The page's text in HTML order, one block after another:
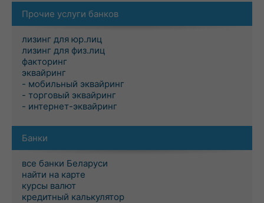
Прочие услуги банков
лизинг для юр.лиц
лизинг для физ.лиц
факторинг
эквайринг
- мобильный эквайринг
- торговый эквайринг
- интернет-эквайринг
Банки
все банки Беларуси
найти на карте
курсы валют
кредитный калькулятор